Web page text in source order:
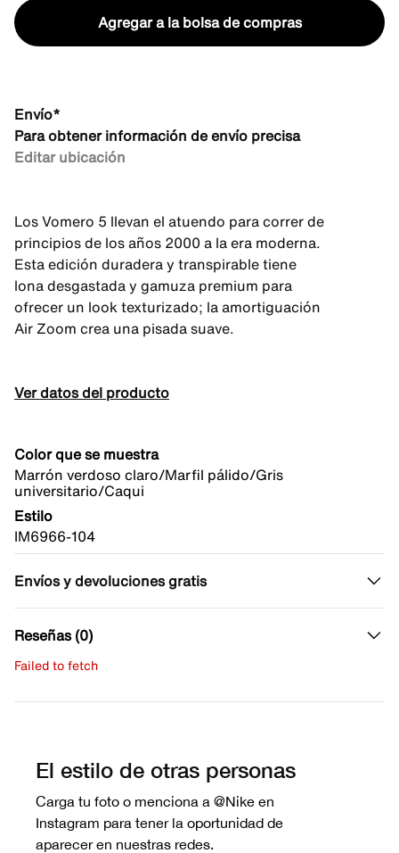
Agregar a la bolsa de compras
Envío*
Para obtener información de envío precisa
Editar ubicación
Los Vomero 5 llevan el atuendo para correr de
principios de los años 2000 a la era moderna.
Esta edición duradera y transpirable tiene
lona desgastada y gamuza premium para
ofrecer un look texturizado; la amortiguación
Air Zoom crea una pisada suave.
Ver datos del producto
Color que se muestra
Marrón verdoso claro/Marfil pálido/Gris
universitario/Caqui
Estilo
IM6966-104
Envíos y devoluciones gratis
Reseñas (0)
Failed to fetch